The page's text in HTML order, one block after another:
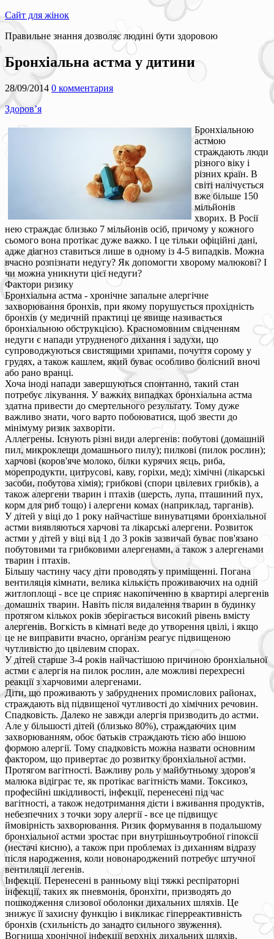
Сайт для жінок
Правильне знання дозволяє людині бути здоровою
Бронхіальна астма у дитини
28/09/2014 0 комментария
Здоров’я
Бронхіальною
астмою
страждають люди
різного віку і
різних країн. В
світі налічується
вже більше 150
мільйонів
хворих. В Росії
нею страждає близько 7 мільйонів осіб, причому у кожного
сьомого вона протікає дуже важко. І це тільки офіційні дані,
адже діагноз ставиться лише в одному із 4-5 випадків. Можна
вчасно розпізнати недугу? Як допомогти хворому малюкові? І
чи можна уникнути цієї недуги?
Фактори ризику
Бронхіальна астма - хронічне запальне алергічне
захворювання бронхів, при якому порушується прохідність
бронхів (у медичній практиці це явище називається
бронхіальною обструкцією). Красномовним свідченням
недуги є напади утрудненого дихання і задухи, що
супроводжуються свистящими хрипами, почуття сорому у
грудях, а також кашлем, який буває особливо болісний вночі
або рано вранці.
Хоча іноді напади завершуються спонтанно, такий стан
потребує лікування. У важких випадках бронхіальна астма
здатна привести до смертельного результату. Тому дуже
важливо знати, чого варто побоюватися, щоб звести до
мінімуму ризик захворіти.
Аллегрены. Існують різні види алергенів: побутові (домашній
пил, микроклещи домашнього пилу); пилкові (пилок рослин);
харчові (коров'яче молоко, білки курячих яєць, риба,
морепродукти, цитрусові, каву, горіхи, мед); хімічні (лікарські
засоби, побутова хімія); грибкові (спори цвілевих грибків), а
також алергени тварин і птахів (шерсть, лупа, пташиний пух,
корм для риб тощо) і алергени комах (наприклад, тарганів).
У дітей у віці до 1 року найчастіше винуватцями бронхіальної
астми виявляються харчові та лікарські алергени. Розвиток
астми у дітей у віці від 1 до 3 років зазвичай буває пов'язано
побутовими та грибковими алергенами, а також з алергенами
тварин і птахів.
Більшу частину часу діти проводять у приміщенні. Погана
вентиляція кімнати, велика кількість проживаючих на одній
житлоплощі - все це сприяє накопиченню в квартирі алергенів
домашніх тварин. Навіть після видалення тварин в будинку
протягом кількох років зберігається високий рівень вмісту
алергенів. Вогкість в кімнаті веде до утворення цвілі, і якщо
це не виправити вчасно, організм реагує підвищеною
чутливістю до цвілевим спорах.
У дітей старше 3-4 років найчастішою причиною бронхіальної
астми є алергія на пилок рослин, але можливі перехресні
реакції з харчовими алергенами.
Діти, що проживають у забруднених промислових районах,
страждають від підвищеної чутливості до хімічних речовин.
Спадковість. Далеко не завжди алергія призводить до астми.
Але у більшості дітей (близько 80%), страждаючих цим
захворюванням, обоє батьків страждають тією або іншою
формою алергії. Тому спадковість можна назвати основним
фактором, що привертає до розвитку бронхіальної астми.
Протягом вагітності. Важливу роль у майбутньому здоров'я
малюка відіграє те, як протікає вагітність мами. Токсикоз,
професійні шкідливості, інфекції, перенесені під час
вагітності, а також недотримання дієти і вживання продуктів,
небезпечних з точки зору алергії - все це підвищує
ймовірність захворювання. Ризик формування в подальшому
бронхіальної астми зростає при внутрішньоутробної гіпоксії
(нестачі кисню), а також при проблемах із диханням відразу
після народження, коли новонароджений потребує штучної
вентиляції легенів.
Інфекції. Перенесені в ранньому віці тяжкі респіраторні
інфекції, таких як пневмонія, бронхіти, призводять до
пошкодження слизової оболонки дихальних шляхів. Це
знижує її захисну функцію і викликає гіперреактивність
бронхів (схильність до занадто сильного звуження).
Вогнища хронічної інфекції верхніх дихальних шляхів,